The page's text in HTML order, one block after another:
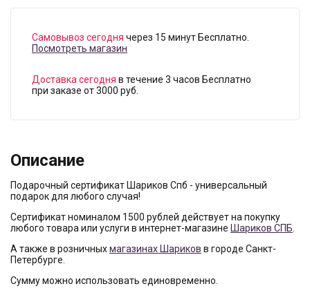
Самовывоз сегодня через 15 минут Бесплатно.
Посмотреть магазин
Доставка сегодня в течение 3 часов Бесплатно
при заказе от 3000 руб.
Описание
Подарочный сертификат Шариков Спб - универсальный
подарок для любого случая!
Сертификат номиналом 1500 рублей действует на покупку
любого товара или услуги в интернет-магазине Шариков СПБ
А также в розничныхмагазинах Шариков в городе Санкт-
Петербурге.
Сумму можно использовать единовременно.